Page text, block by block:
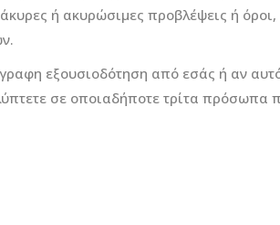
ή ακυρώσιμες προβλέψεις ή
εξουσιοδότηση από εσάς ή αν
σε οποιαδήποτε τρίτα πρόσωπα